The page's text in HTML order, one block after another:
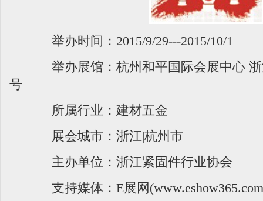
举办时间：2015/9/29---2015/10/1
举办展馆：杭州和平国际会展中心 浙
号
所属行业：建材五金
展会城市：浙江|杭州市
主办单位：浙江紧固件行业协会
支持媒体：E展网